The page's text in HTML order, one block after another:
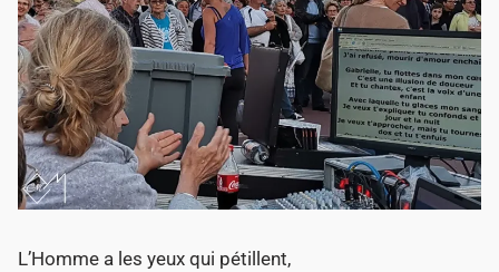
L’Homme a les yeux qui pétillent,